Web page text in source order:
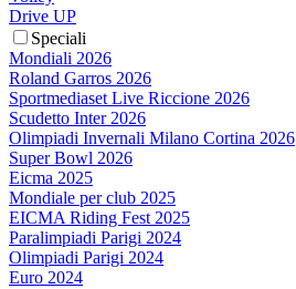
Drive UP
Speciali
Mondiali 2026
Roland Garros 2026
Sportmediaset Live Riccione 2026
Scudetto Inter 2026
Olimpiadi Invernali Milano Cortina 2026
Super Bowl 2026
Eicma 2025
Mondiale per club 2025
EICMA Riding Fest 2025
Paralimpiadi Parigi 2024
Olimpiadi Parigi 2024
Euro 2024